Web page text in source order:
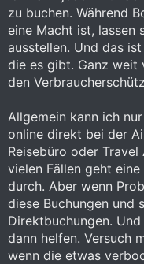
zu buchen. Während
eine Macht ist, lassen
ausstellen. Und das
die es gibt. Ganz weit
den
Allgemein kann ich
online direkt bei der
Reisebüro oder
vielen Fällen geht
durch. Aber wenn
diese Buchungen und
Direktbuchungen.
dann helfen. Versuch
wenn die etwas